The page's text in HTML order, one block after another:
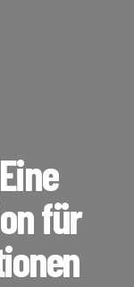
für